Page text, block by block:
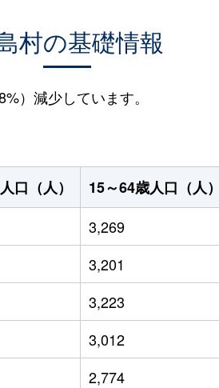
村の基礎情報
）減少しています。
口（人） 15～64歳人口（人）
3,269
3,201
3,223
3,012
2,774